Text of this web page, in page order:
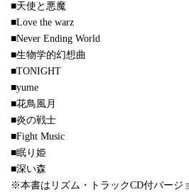
■天使と悪魔
■Love the warz
■Never Ending World
■生物学的幻想曲
■TONIGHT
■yume
■花鳥風月
■炎の戦士
■Fight Music
■眠り姫
■深い森
※本書はリズム・トラックCD付バージ